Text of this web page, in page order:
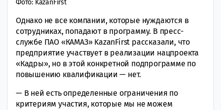
Фото: KazanFirst
Однако не все компании, которые нуждаются в
сотрудниках, попадают в программу. В пресс-
службе ПАО «КАМАЗ» KazanFirst рассказали, что
предприятие участвует в реализации нацпроекта
«Кадры», но в этой конкретной подпрограмме по
повышению квалификации — нет.
— В ней есть определенные ограничения по
критериям участия, которые мы не можем